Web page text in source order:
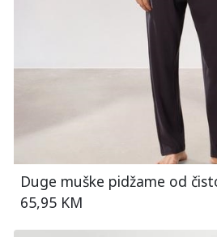
Duge muške pidžame od
65,95 KM